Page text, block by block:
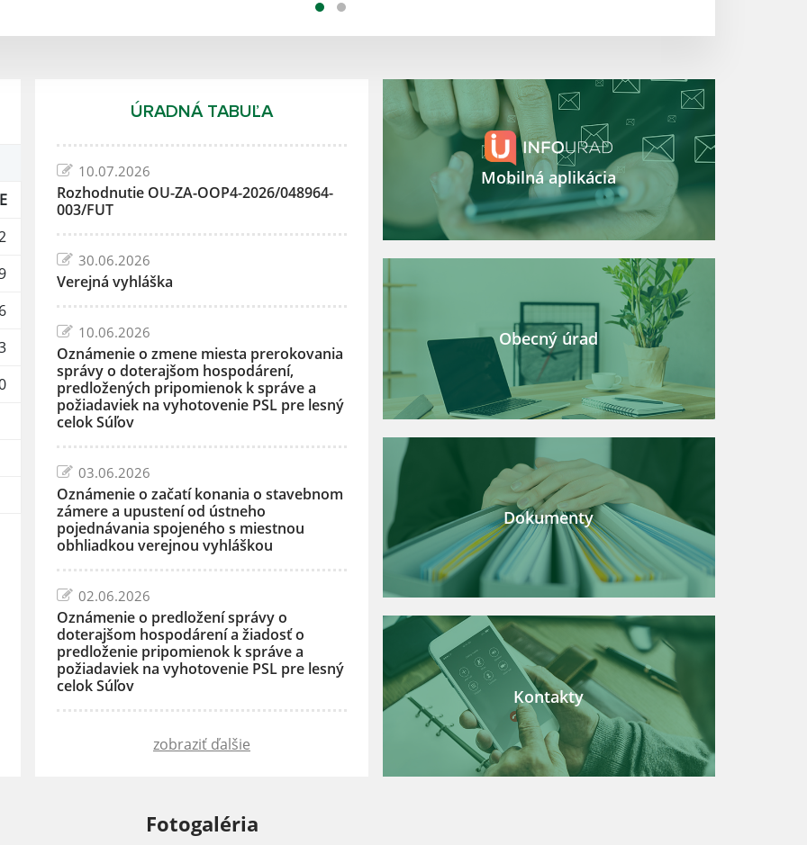
ÚRADNÁ TABUĽA
10.07.2026
Rozhodnutie OU-ZA-OOP4-2026/048964-
003/FUT
30.06.2026
Verejná vyhláška
10.06.2026
Oznámenie o zmene miesta prerokovania
správy o doterajšom hospodárení,
predložených pripomienok k správe a
požiadaviek na vyhotovenie PSL pre lesný
celok Súľov
03.06.2026
Oznámenie o začatí konania o stavebnom
zámere a upustení od ústneho
pojednávania spojeného s miestnou
obhliadkou verejnou vyhláškou
02.06.2026
Oznámenie o predložení správy o
doterajšom hospodárení a žiadosť o
predloženie pripomienok k správe a
požiadaviek na vyhotovenie PSL pre lesný
celok Súľov
zobraziť ďalšie
Mobilná aplikácia
Obecný úrad
Dokumenty
Kontakty
Fotogaléria